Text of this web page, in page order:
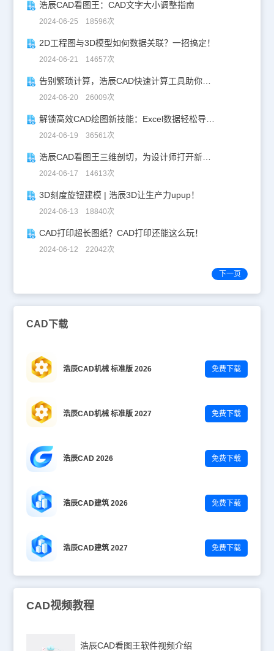
浩辰CAD看图王：CAD文字大小调整指南
2024-06-25 18596次
2D工程图与3D模型如何数据关联？一招搞定！
2024-06-21 14657次
告别繁琐计算，浩辰CAD快速计算工具助你一臂之力！
2024-06-20 26009次
解锁高效CAD绘图新技能：Excel数据轻松导入CAD
2024-06-19 36561次
浩辰CAD看图王三维剖切，为设计师打开新世界的大门！
2024-06-17 14613次
3D刻度旋钮建模 | 浩辰3D让生产力upup！
2024-06-13 18840次
CAD打印超长图纸？CAD打印还能这么玩！
2024-06-12 22042次
下一页
CAD下载
浩辰CAD机械 标准版 2026 免费下载
浩辰CAD机械 标准版 2027 免费下载
浩辰CAD 2026 免费下载
浩辰CAD建筑 2026 免费下载
浩辰CAD建筑 2027 免费下载
CAD视频教程
浩辰CAD看图王软件视频介绍